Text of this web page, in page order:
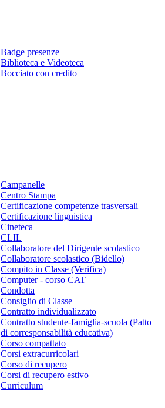
Badge presenze
Biblioteca e Videoteca
Bocciato con credito
Campanelle
Centro Stampa
Certificazione competenze trasversali
Certificazione linguistica
Cineteca
CLIL
Collaboratore del Dirigente scolastico
Collaboratore scolastico (Bidello)
Compito in Classe (Verifica)
Computer - corso CAT
Condotta
Consiglio di Classe
Contratto individualizzato
Contratto studente-famiglia-scuola (Patto
di corresponsabilità educativa)
Corso compattato
Corsi extracurricolari
Corso di recupero
Corsi di recupero estivo
Curriculum